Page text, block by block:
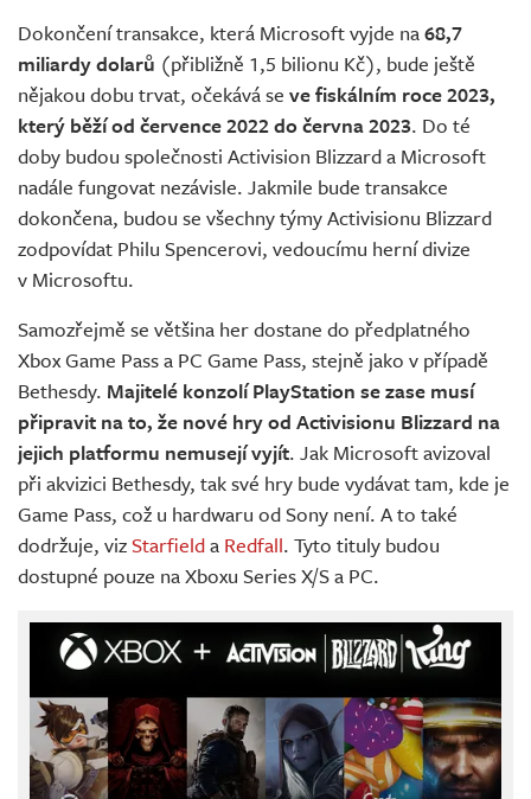
Dokončení transakce, která Microsoft vyjde na68,7
miliardy dolarů (přibližně 1,5 bilionu Kč), bude ještě
nějakou dobu trvat, očekává se ve fiskálním roce 2023,
který běží od července 2022 do června 2023. Do té
doby budou společnosti Activision Blizzard a Microsoft
nadále fungovat nezávisle. Jakmile bude transakce
dokončena, budou se všechny týmy Activisionu Blizzard
zodpovídat Philu Spencerovi, vedoucímu herní divize
v Microsoftu.
Samozřejmě se většina her dostane do předplatného
Xbox Game Pass a PC Game Pass, stejně jako v případě
Bethesdy. Majitelé konzolí PlayStation se zase musí
připravit na to, že nové hry od Activisionu Blizzard na
jejich platformu nemusejí vyjít. Jak Microsoft avizoval
při akvizici Bethesdy, tak své hry bude vydávat tam, kde je
Game Pass, což u hardwaru od Sony není. A to také
dodržuje, vizStarfielda Redfall. Tyto tituly budou
dostupné pouze na Xboxu Series X/S a PC.